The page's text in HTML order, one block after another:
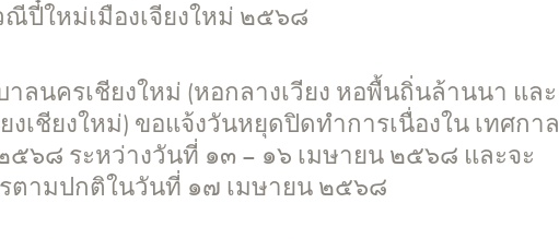
ณีปี๋ใหม่เมืองเจียงใหม่ ๒๕๖๘
าลนครเชียงใหม่ (หอกลางเวียง หอพื้นถิ่นล้านนา และ
เชียงใหม่) ขอแจ้งวันหยุดปิดทำการเนื่องใน เทศกาล
๕๖๘ ระหว่างวันที่ ๑๓ – ๑๖ เมษายน ๒๕๖๘ และจะ
ตามปกติในวันที่ ๑๗ เมษายน ๒๕๖๘